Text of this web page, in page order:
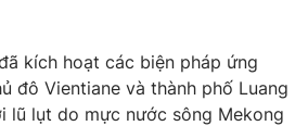
Truyền hình Việt Nam
VTV
kích hoạt các biện pháp ứng
đô Vientiane và thành phố Luang
lũ lụt do mực nước sông Mekong